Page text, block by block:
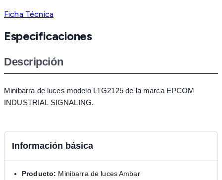
Ficha Técnica
Especificaciones
Descripción
Minibarra de luces modelo LTG2125 de la marca EPCOM
INDUSTRIAL SIGNALING.
Información básica
Producto: Minibarra de luces Ambar